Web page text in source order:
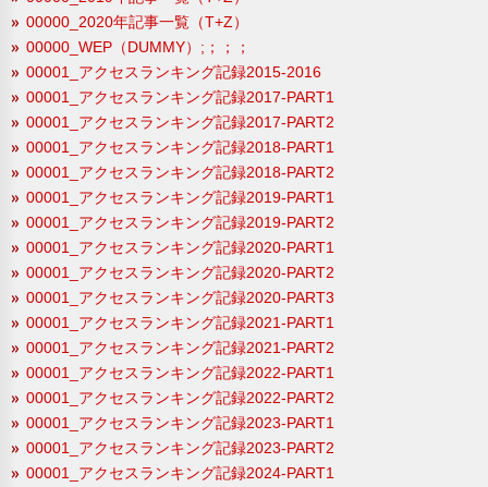
00000_2020年記事一覧（T+Z）
00000_WEP（DUMMY）;；；；
00001_アクセスランキング記録2015-2016
00001_アクセスランキング記録2017-PART1
00001_アクセスランキング記録2017-PART2
00001_アクセスランキング記録2018-PART1
00001_アクセスランキング記録2018-PART2
00001_アクセスランキング記録2019-PART1
00001_アクセスランキング記録2019-PART2
00001_アクセスランキング記録2020-PART1
00001_アクセスランキング記録2020-PART2
00001_アクセスランキング記録2020-PART3
00001_アクセスランキング記録2021-PART1
00001_アクセスランキング記録2021-PART2
00001_アクセスランキング記録2022-PART1
00001_アクセスランキング記録2022-PART2
00001_アクセスランキング記録2023-PART1
00001_アクセスランキング記録2023-PART2
00001_アクセスランキング記録2024-PART1